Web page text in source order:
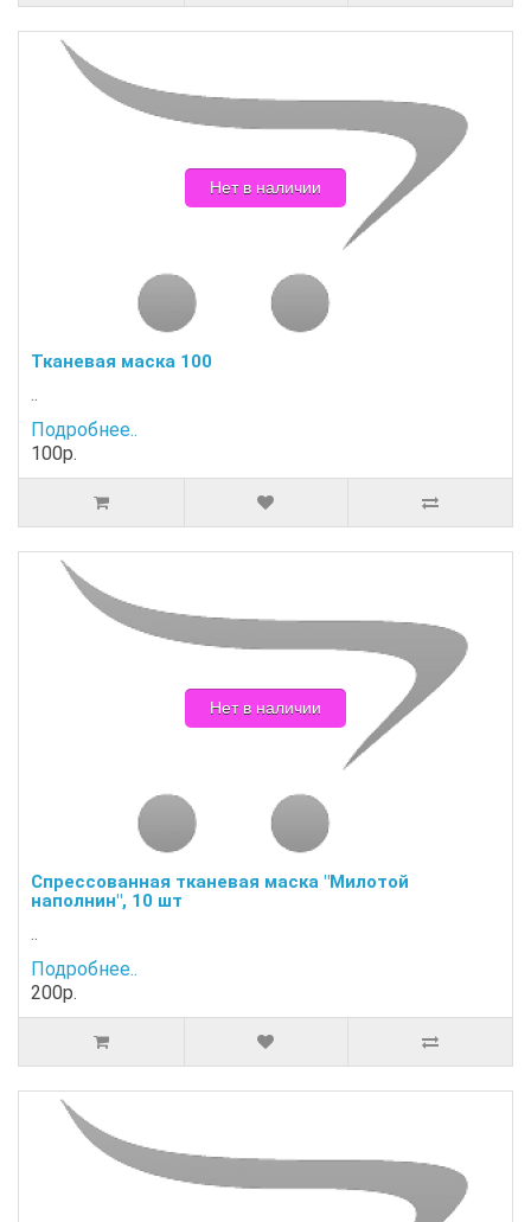
Нет в наличии
Тканевая маска 100
..
Подробнее..
100р.
Нет в наличии
Спрессованная тканевая маска "Милотой
наполнин", 10 шт
..
Подробнее..
200р.